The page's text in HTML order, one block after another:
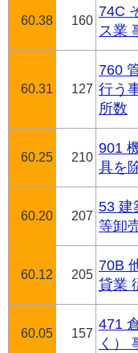
60.38 160
74C
ス業
60.31 127
760
行う
所数
60.25 210
901
具を
60.20 207
53 建
等卸
60.12 205
70B
貸業
60.05 157
471
く）